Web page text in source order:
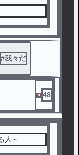
#我々だ
48
人～